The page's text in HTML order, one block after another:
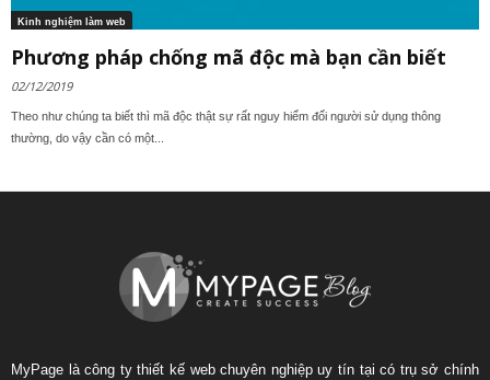
Kinh nghiệm làm web
Phương pháp chống mã độc mà bạn cần biết
02/12/2019
Theo như chúng ta biết thì mã độc thật sự rất nguy hiểm đối người sử dụng thông
thường, do vậy cần có một...
MyPage là công ty thiết kế web chuyên nghiệp uy tín tại có trụ sở chính